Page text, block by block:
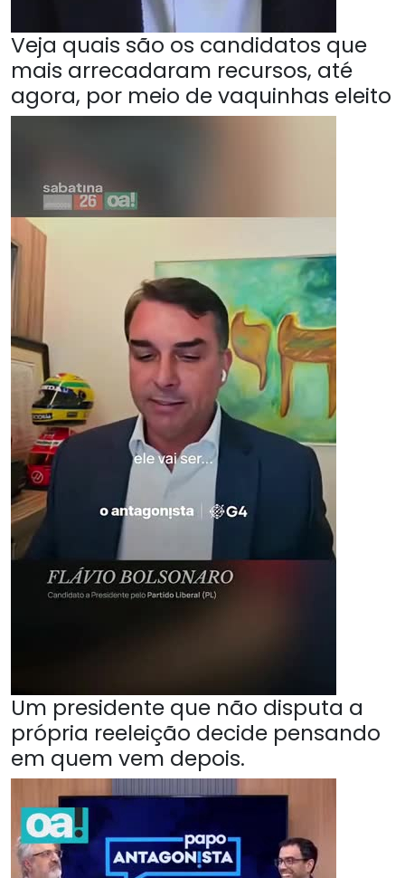
Veja quais são os candidatos que
mais arrecadaram recursos, até
agora, por meio de vaquinhas eleito
Um presidente que não disputa a
própria reeleição decide pensando
em quem vem depois.